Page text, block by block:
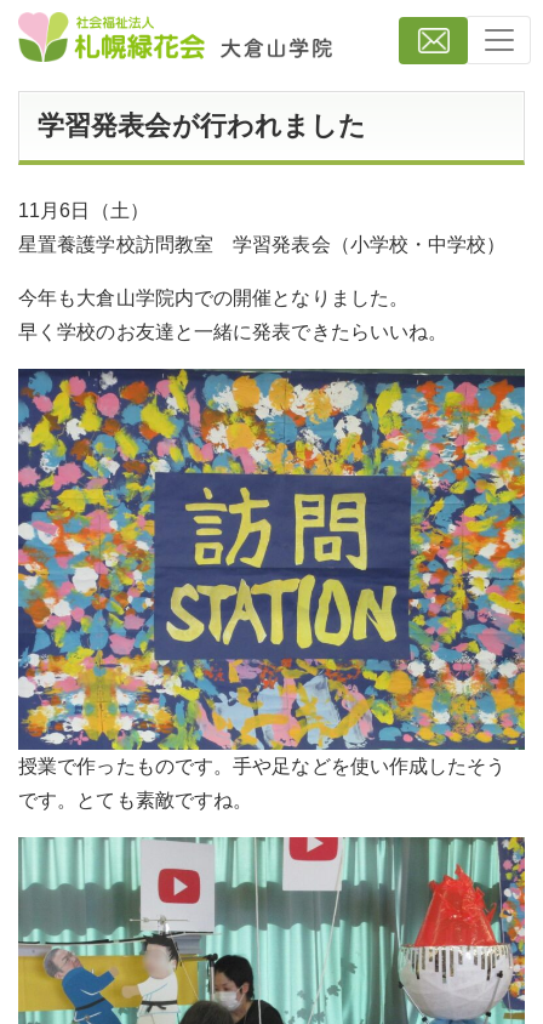
学習発表会が行われました
11月6日（土）
星置養護学校訪問教室 学習発表会（小学校・中学校）
今年も大倉山学院内での開催となりました。
早く学校のお友達と一緒に発表できたらいいね。
授業で作ったものです。手や足などを使い作成したそう
です。とても素敵ですね。